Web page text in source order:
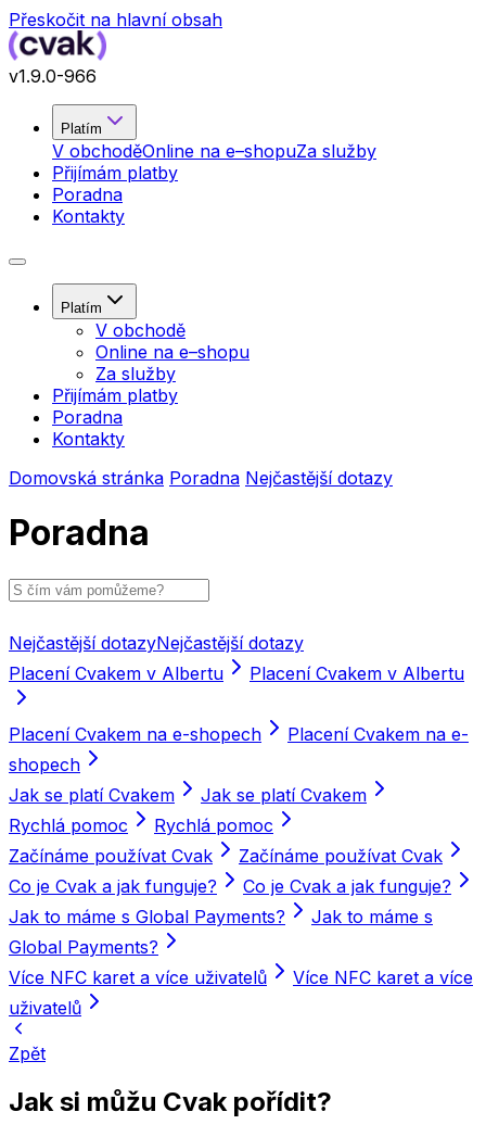
Přeskočit na hlavní obsah
v1.9.0-966
Platím
V obchoděOnline na e–shopuZa služby
Přijímám platby
Poradna
Kontakty
Platím
V obchodě
Online na e–shopu
Za služby
Přijímám platby
Poradna
Kontakty
Domovská stránka Poradna Nejčastější dotazy
Poradna
Nejčastější dotazyNejčastější dotazy
Placení Cvakem v Albertu
Placení Cvakem v Albertu
Placení Cvakem na e-shopech
Placení Cvakem na e-
shopech
Jak se platí Cvakem
Jak se platí Cvakem
Rychlá pomoc
Rychlá pomoc
Začínáme používat Cvak
Začínáme používat Cvak
Co je Cvak a jak funguje?
Co je Cvak a jak funguje?
Jak to máme s Global Payments?
Jak to máme s
Global Payments?
Více NFC karet a více uživatelů
Více NFC karet a více
uživatelů
Zpět
Jak si můžu Cvak pořídit?